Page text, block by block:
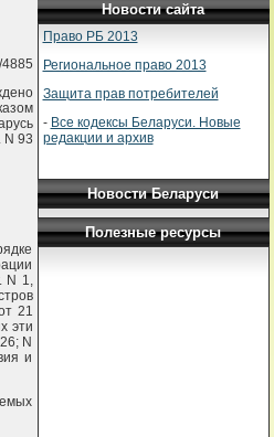
N 93
N 1,
21
эти
N
и
Новости сайта
Право РБ 2013
Региональное право 2013
Защита прав потребителей
- Все кодексы Беларуси. Новые
редакции и архив
Новости Беларуси
Полезные ресурсы